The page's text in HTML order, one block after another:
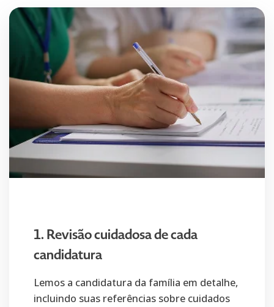
1. Revisão cuidadosa de cada
candidatura
Lemos a candidatura da família em detalhe,
incluindo suas referências sobre cuidados